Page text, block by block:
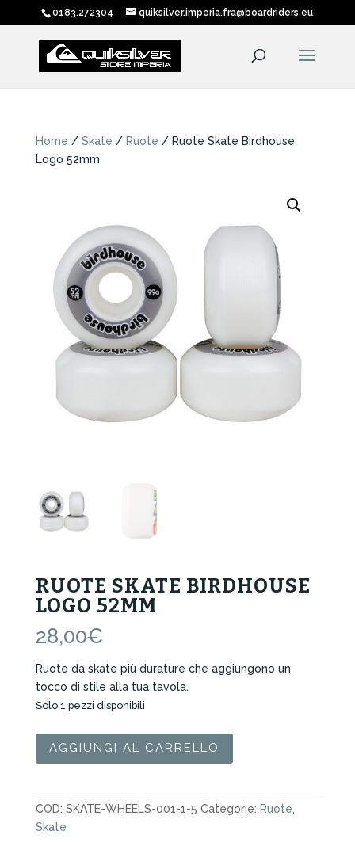
0183.272304 quiksilver.imperia.fra@boardriders.eu
Home / Skate / Ruote / Ruote Skate Birdhouse
Logo 52mm
RUOTE SKATE BIRDHOUSE
LOGO 52MM
28,00€
Ruote da skate più durature che aggiungono un
tocco di stile alla tua tavola.
Solo 1 pezzi disponibili
Ruote
Skate
Logo
52mm
quantità
AGGIUNGI AL CARRELLO
COD: SKATE-WHEELS-001-1-5 Categorie: Ruote
Skate